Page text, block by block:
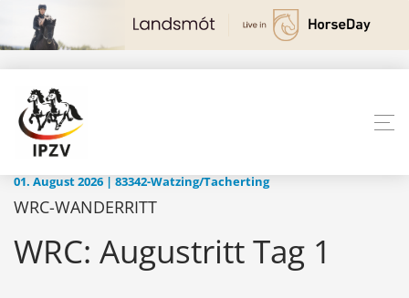
01. August 2026 | 83342-Watzing/Tacherting
WRC-WANDERRITT
WRC: Augustritt Tag 1